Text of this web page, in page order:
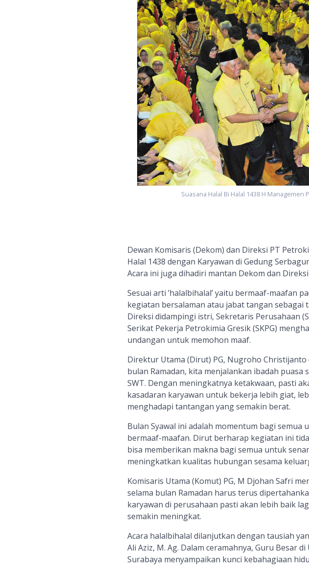
Suasana Halal Bi Halal 1438 H
Dewan Komisaris (Dekom) dan Direksi PT
Halal 1438 dengan Karyawan di Gedung
Acara ini juga dihadiri mantan Dekom dan
Sesuai arti ’halalbihalal’ yaitu bermaaf-maafan
kegiatan bersalaman atau jabat tangan sebagai
Direksi didampingi istri, Sekretaris Perusahaan
Serikat Pekerja Petrokimia Gresik (SKPG)
undangan untuk memohon maaf.
Direktur Utama (Dirut) PG, Nugroho
bulan Ramadan, kita menjalankan ibadah puasa
SWT. Dengan meningkatnya ketakwaan, pasti
kasadaran karyawan untuk bekerja lebih giat,
menghadapi tantangan yang semakin berat.
Bulan Syawal ini adalah momentum bagi
bermaaf-maafan. Dirut berharap kegiatan ini
bisa memberikan makna bagi semua untuk
meningkatkan kualitas hubungan sesama
Komisaris Utama (Komut) PG, M Djohan Safri
selama bulan Ramadan harus terus
karyawan di perusahaan pasti akan lebih baik
semakin meningkat.
Acara halalbihalal dilanjutkan dengan tausiah
Ali Aziz, M. Ag. Dalam ceramahnya, Guru Besar
Surabaya menyampaikan kunci kebahagiaan